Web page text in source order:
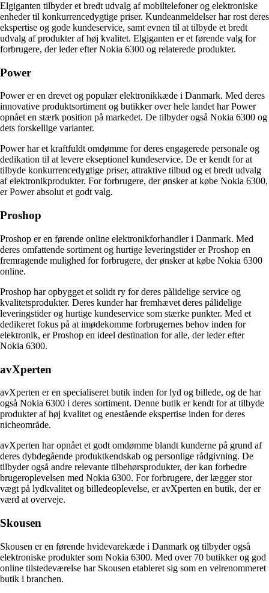
Elgiganten tilbyder et bredt udvalg af mobiltelefoner og elektroniske
enheder til konkurrencedygtige priser. Kundeanmeldelser har rost deres
ekspertise og gode kundeservice, samt evnen til at tilbyde et bredt
udvalg af produkter af høj kvalitet. Elgiganten er et førende valg for
forbrugere, der leder efter Nokia 6300 og relaterede produkter.
Power
Power er en drevet og populær elektronikkæde i Danmark. Med deres
innovative produktsortiment og butikker over hele landet har Power
opnået en stærk position på markedet. De tilbyder også Nokia 6300 og
dets forskellige varianter.
Power har et kraftfuldt omdømme for deres engagerede personale og
dedikation til at levere ekseptionel kundeservice. De er kendt for at
tilbyde konkurrencedygtige priser, attraktive tilbud og et bredt udvalg
af elektronikprodukter. For forbrugere, der ønsker at købe Nokia 6300,
er Power absolut et godt valg.
Proshop
Proshop er en førende online elektronikforhandler i Danmark. Med
deres omfattende sortiment og hurtige leveringstider er Proshop en
fremragende mulighed for forbrugere, der ønsker at købe Nokia 6300
online.
Proshop har opbygget et solidt ry for deres pålidelige service og
kvalitetsprodukter. Deres kunder har fremhævet deres pålidelige
leveringstider og hurtige kundeservice som stærke punkter. Med et
dedikeret fokus på at imødekomme forbrugernes behov inden for
elektronik, er Proshop en ideel destination for alle, der leder efter
Nokia 6300.
avXperten
avXperten er en specialiseret butik inden for lyd og billede, og de har
også Nokia 6300 i deres sortiment. Denne butik er kendt for at tilbyde
produkter af høj kvalitet og enestående ekspertise inden for deres
nicheområde.
avXperten har opnået et godt omdømme blandt kunderne på grund af
deres dybdegående produktkendskab og personlige rådgivning. De
tilbyder også andre relevante tilbehørsprodukter, der kan forbedre
brugeroplevelsen med Nokia 6300. For forbrugere, der lægger stor
vægt på lydkvalitet og billedeoplevelse, er avXperten en butik, der er
værd at overveje.
Skousen
Skousen er en førende hvidevarekæde i Danmark og tilbyder også
elektroniske produkter som Nokia 6300. Med over 70 butikker og god
online tilstedeværelse har Skousen etableret sig som en velrenommeret
butik i branchen.